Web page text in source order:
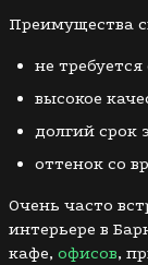
Преимущества
не
высокое
долгий срок
оттенок со
Очень часто
интерьере в
кафе, офисов,